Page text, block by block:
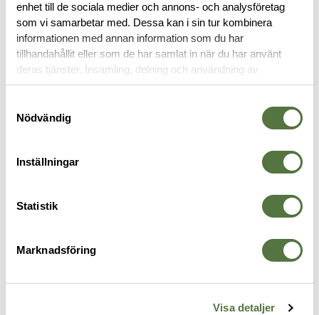
enhet till de sociala medier och annons- och analysföretag
som vi samarbetar med. Dessa kan i sin tur kombinera
informationen med annan information som du har
tillhandahållit eller som de har samlat in när du har använt
deras tjänster. Insamling, delning och användning av
personuppgifter kan användas för personalisering av
Nödvändig
Inställningar
Statistik
Marknadsföring
Visa detaljer
OM VARUMÄRKET
ID-HÅLLARE
Badge holder Grey
ID Holder Black